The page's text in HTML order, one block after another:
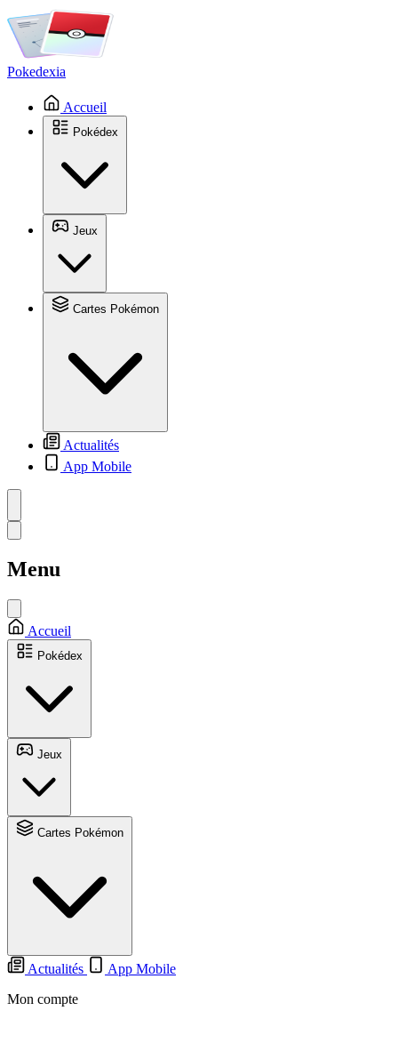
Pokedexia
Accueil
Actualités
App Mobile
Menu
Accueil
Actualités
App Mobile
Mon compte